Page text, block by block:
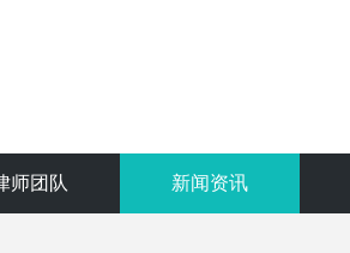
师团队 新闻资讯